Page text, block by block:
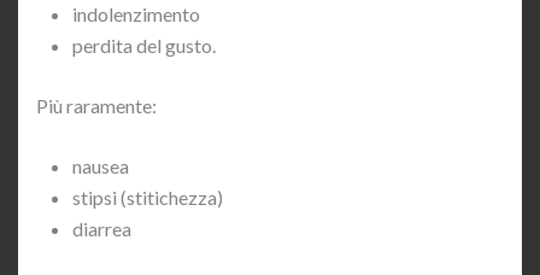
indolenzimento
perdita del gusto.
Più raramente:
nausea
stipsi (stitichezza)
diarrea